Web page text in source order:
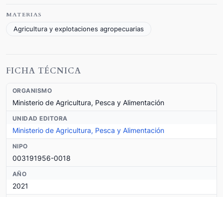
MATERIAS
Agricultura y explotaciones agropecuarias
FICHA TÉCNICA
ORGANISMO
Ministerio de Agricultura, Pesca y Alimentación
UNIDAD EDITORA
Ministerio de Agricultura, Pesca y Alimentación
NIPO
003191956-0018
AÑO
2021